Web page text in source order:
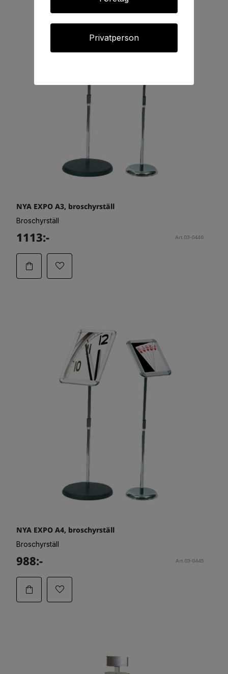
NYA EXPO A3, broschyrställ
Broschyrställ
1113:- Art.03-0446
NYA EXPO A4, broschyrställ
Broschyrställ
988:- Art.03-0445
Privatperson